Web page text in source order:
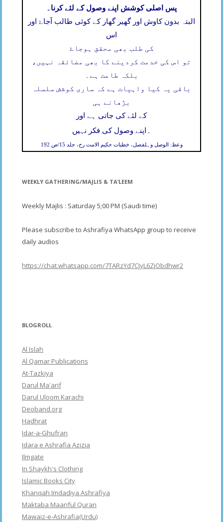
پس اصلی کوشش اپنے وصول کے لئے کرنا۔
البتہ بدون کاوش اور گھیر گھار کے کوئی طالب آجاۓ اور
اس
کی طلب بھی محقق ہوجاۓ
تو اس کی خدمت کردینے کا بھی مضائقہ نہیں،
بلکہ طاعت ہے۔
باقی یہ کیا واہیات ہے کہ ساری کوشش سلسلہ
بڑھانے ہی
کے لئے کی جاتی ہے اور
اپنے وصول کی فکر نہیں ۔
وعظ: الوصل وہلفصل، خطبات حکیم الامت رح، جلد 15/ص 192
WEEKLY GATHERING/MAJLIS & TA’LEEM
Weekly Majlis : Saturday 5;00 PM (Saudi time)
Please subscribe to Ashrafiya WhatsApp group to receive
daily audios
https://chat.whatsapp.com/7TARzYd7CJyL6ZjObdhwr2
BLOGROLL
Al Islah
Al Qamar Publications
At-Tazkiya
Darul Ma'arif
Darul Uloom Karachi
Deoband.org
Hadhrat
Idar-a-Ghufran
Idara e Ashrafia Azizia
Ilmgate
In Shaykh's Clothing
Islamic Books City
Khanqah Imdadiya Ashrafiya
Maktaba Maariful Quran
Mawaiz-e-Ashrafia(Urdu)